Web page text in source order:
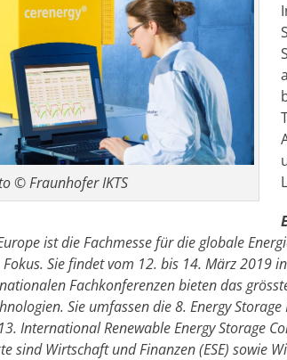
© Fraunhofer IKTS
ist die Fachmesse für die globale
Sie findet vom 12. bis 14. März 2019
Fachkonferenzen bieten das
Sie umfassen die 8. Energy Storage
International Renewable Energy Storage
sind Wirtschaft und Finanzen (ESE) sowie